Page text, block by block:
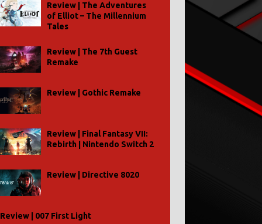
Review | The Adventures
of Elliot – The Millennium
Tales
Review | The 7th Guest
Remake
Review | Gothic Remake
Review | Final Fantasy VII:
Rebirth | Nintendo Switch 2
Review | Directive 8020
Review | 007 First Light